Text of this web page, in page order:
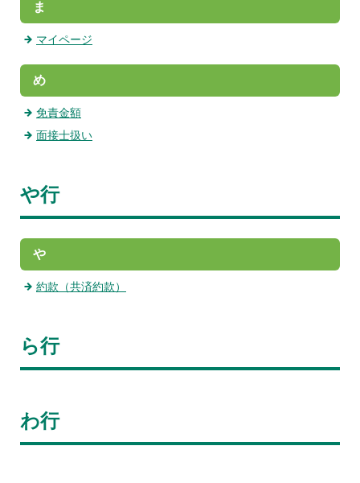
ま
マイページ
め
免責金額
面接士扱い
や行
や
約款（共済約款）
ら行
わ行